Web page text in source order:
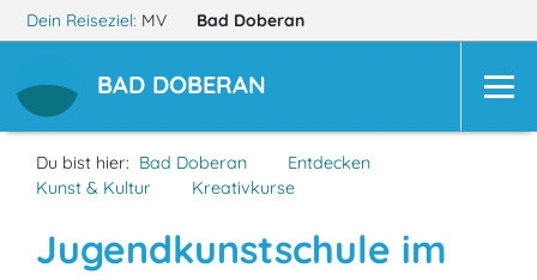
Dein Reiseziel: MV Bad Doberan
BAD DOBERAN
Du bist hier: Bad Doberan
Entdecken
Kunst & Kultur
Kreativkurse
Jugendkunstschule im